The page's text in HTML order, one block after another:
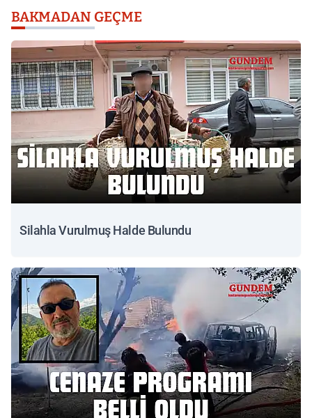
BAKMADAN GEÇME
Silahla Vurulmuş Halde Bulundu